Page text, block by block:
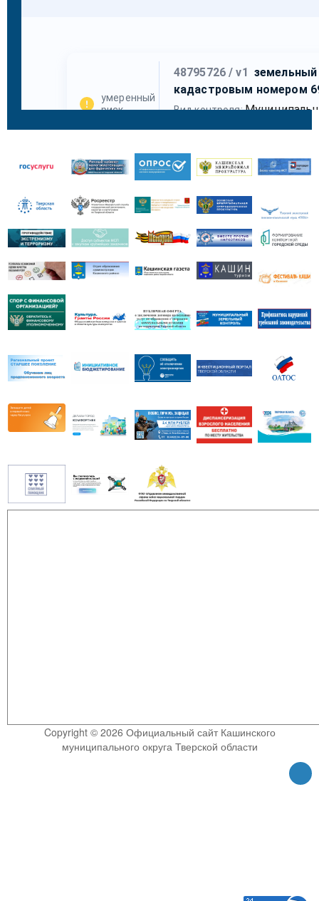
Copyright © 2026 Официальный сайт Кашинского
муниципального округа Тверской области